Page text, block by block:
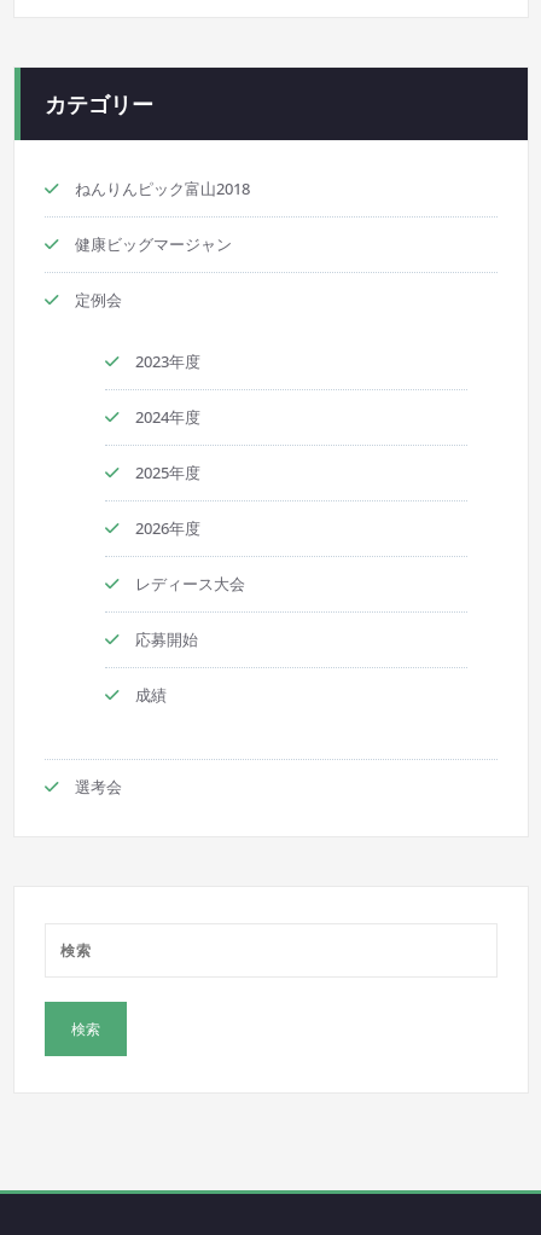
カテゴリー
ねんりんピック富山2018
健康ビッグマージャン
定例会
2023年度
2024年度
2025年度
2026年度
レディース大会
応募開始
成績
選考会